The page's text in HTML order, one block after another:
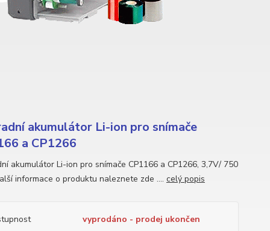
akumulátor Li-ion pro snímače
a CP1266
akumulátor Li-ion pro snímače CP1166 a CP1266, 3,7V/ 750
informace o produktu naleznete zde .... celý popis
vyprodáno - prodej ukončen